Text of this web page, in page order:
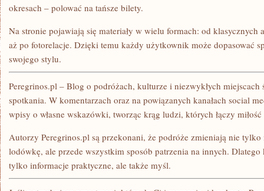
okresach – polować na tańsze bilety.
Na stronie pojawiają się materiały w wielu formach: od klasycznych
aż po fotorelacje. Dzięki temu każdy użytkownik może dopasować
swojego stylu.
Peregrinos.pl – Blog o podróżach, kulturze i niezwykłych miejscach
spotkania. W komentarzach oraz na powiązanych kanałach social
wpisy o własne wskazówki, tworząc krąg ludzi, których łączy
Autorzy Peregrinos.pl są przekonani, że podróże zmieniają nie tylko
lodówkę, ale przede wszystkim sposób patrzenia na innych.
tylko informacje praktyczne, ale także myśl.